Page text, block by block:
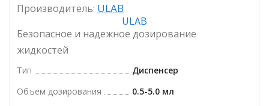
Производитель: ULAB
Безопасное и надежное дозирование
жидкостей
Тип
Диспенсер
Объем дозирования
0.5-5.0 мл